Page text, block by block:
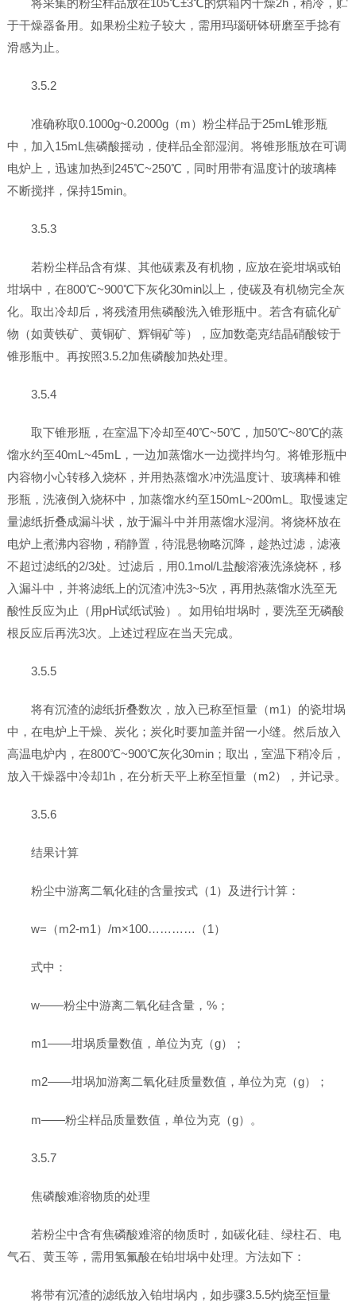
将采集的粉尘样品放在105℃±3℃的烘箱内干燥2h，稍冷，贮
于干燥器备用。如果粉尘粒子较大，需用玛瑙研钵研磨至手捻有
滑感为止。
3.5.2
准确称取0.1000g~0.2000g（m）粉尘样品于25mL锥形瓶
中，加入15mL焦磷酸摇动，使样品全部湿润。将锥形瓶放在可调
电炉上，迅速加热到245℃~250℃，同时用带有温度计的玻璃棒
不断搅拌，保持15min。
3.5.3
若粉尘样品含有煤、其他碳素及有机物，应放在瓷坩埚或铂
坩埚中，在800℃~900℃下灰化30min以上，使碳及有机物完全灰
化。取出冷却后，将残渣用焦磷酸洗入锥形瓶中。若含有硫化矿
物（如黄铁矿、黄铜矿、辉铜矿等），应加数毫克结晶硝酸铵于
锥形瓶中。再按照3.5.2加焦磷酸加热处理。
3.5.4
取下锥形瓶，在室温下冷却至40℃~50℃，加50℃~80℃的蒸
馏水约至40mL~45mL，一边加蒸馏水一边搅拌均匀。将锥形瓶中
内容物小心转移入烧杯，并用热蒸馏水冲洗温度计、玻璃棒和锥
形瓶，洗液倒入烧杯中，加蒸馏水约至150mL~200mL。取慢速定
量滤纸折叠成漏斗状，放于漏斗中并用蒸馏水湿润。将烧杯放在
电炉上煮沸内容物，稍静置，待混悬物略沉降，趁热过滤，滤液
不超过滤纸的2/3处。过滤后，用0.1mol/L盐酸溶液洗涤烧杯，移
入漏斗中，并将滤纸上的沉渣冲洗3~5次，再用热蒸馏水洗至无
酸性反应为止（用pH试纸试验）。如用铂坩埚时，要洗至无磷酸
根反应后再洗3次。上述过程应在当天完成。
3.5.5
将有沉渣的滤纸折叠数次，放入已称至恒量（m1）的瓷坩埚
中，在电炉上干燥、炭化；炭化时要加盖并留一小缝。然后放入
高温电炉内，在800℃~900℃灰化30min；取出，室温下稍冷后，
放入干燥器中冷却1h，在分析天平上称至恒量（m2），并记录。
3.5.6
结果计算
粉尘中游离二氧化硅的含量按式（1）及进行计算：
w=（m2-m1）/m×100…………（1）
式中：
w——粉尘中游离二氧化硅含量，%；
m1——坩埚质量数值，单位为克（g）；
m2——坩埚加游离二氧化硅质量数值，单位为克（g）；
m——粉尘样品质量数值，单位为克（g）。
3.5.7
焦磷酸难溶物质的处理
若粉尘中含有焦磷酸难溶的物质时，如碳化硅、绿柱石、电
气石、黄玉等，需用氢氟酸在铂坩埚中处理。方法如下：
将带有沉渣的滤纸放入铂坩埚内，如步骤3.5.5灼烧至恒量